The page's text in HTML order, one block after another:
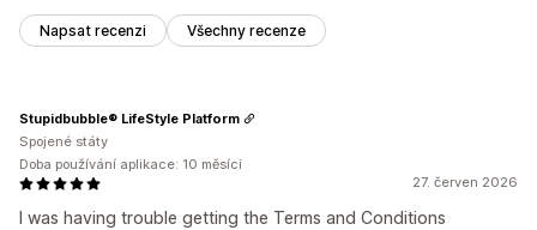
Napsat recenzi Všechny recenze
27. červen 2026
I was having trouble getting the Terms and Conditions
Stupidbubble® LifeStyle Platform
Spojené státy
Doba používání aplikace: 10 měsíci